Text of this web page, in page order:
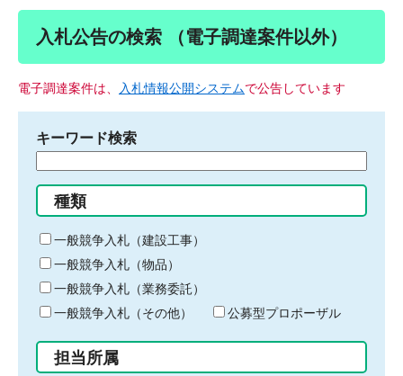
入札公告の検索 （電子調達案件以外）
電子調達案件は、 入札情報公開システムで公告しています
キーワード検索
る
キ
ー
ワ
ー
ド
入
力
種類
一般競争入札（建設工事）
一般競争入札（物品）
一般競争入札（業務委託）
一般競争入札（その他）
公募型プロポーザル
担当所属